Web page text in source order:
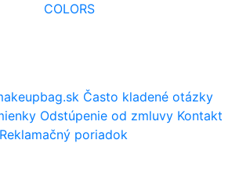
COLORS
Často kladené otázky
Odstúpenie od zmluvy Kontakt
Reklamačný poriadok